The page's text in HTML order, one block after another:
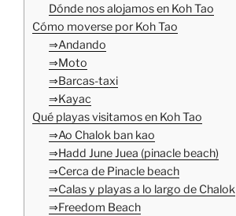
Dónde nos alojamos en Koh Tao
Cómo moverse por Koh Tao
⇒Andando
⇒Moto
⇒Barcas-taxi
⇒Kayac
Qué playas visitamos en Koh Tao
⇒Ao Chalok ban kao
⇒Hadd June Juea (pinacle beach)
⇒Cerca de Pinacle beach
⇒Calas y playas a lo largo de Chalok
⇒Freedom Beach